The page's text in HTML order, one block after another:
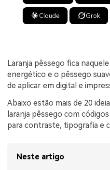
Claude Grok
Laranja pêssego fica
energético e o pêssego
de aplicar em digital e
Abaixo estão mais de 20
laranja pêssego com
para contraste, tipografia e
Neste artigo